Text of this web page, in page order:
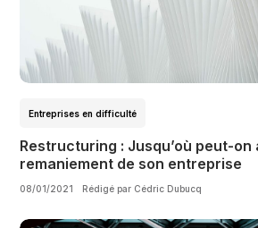
Entreprises en difficulté
Restructuring : Jusqu’où peut-on
remaniement de son entreprise
08/01/2021 Rédigé par Cédric Dubucq